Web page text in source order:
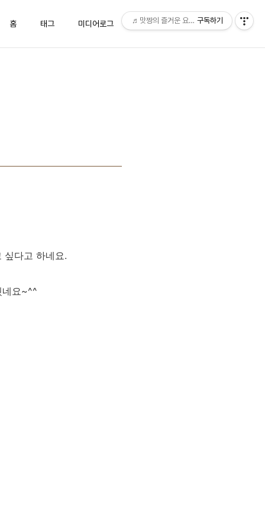
홈 태그 미디어로그 위치로그 방명록
싶다고 하네요.
네요~^^
♬맛짱의 즐거운 요리시간♬
구독하기